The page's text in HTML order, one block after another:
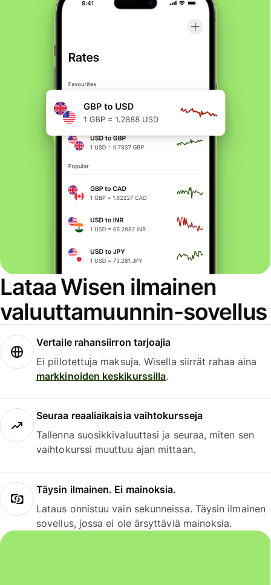
Lataa Wisen ilmainen
valuuttamuunnin-sovellus
Vertaile rahansiirron tarjoajia
Ei piilotettuja maksuja. Wisella siirrät rahaa aina
markkinoiden keskikurssilla.
Seuraa reaaliaikaisia vaihtokursseja
Tallenna suosikkivaluuttasi ja seuraa, miten sen
vaihtokurssi muuttuu ajan mittaan.
Täysin ilmainen. Ei mainoksia.
Lataus onnistuu vain sekunneissa. Täysin ilmainen
sovellus, jossa ei ole ärsyttäviä mainoksia.